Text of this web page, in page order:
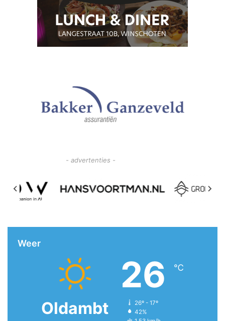
- advertenties -
Weer
Oldambt
26 ℃
26º - 17º
42%